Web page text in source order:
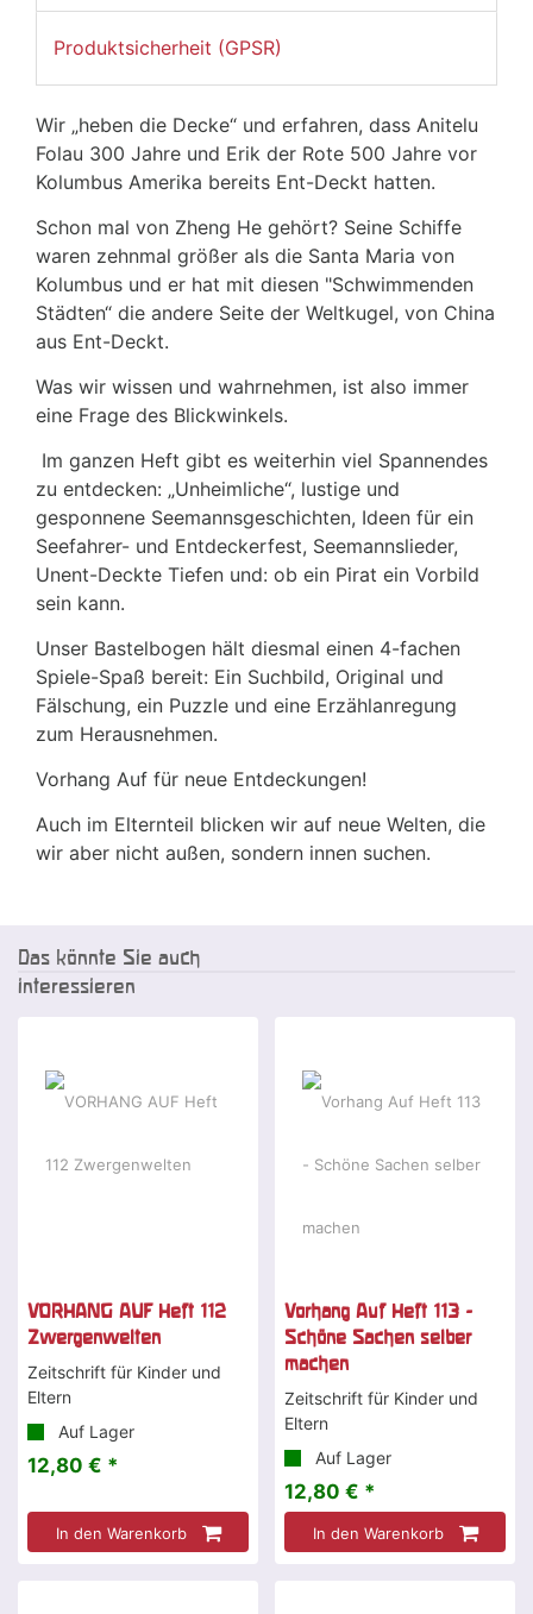
Produktsicherheit (GPSR)
Wir „heben die Decke“ und erfahren, dass Anitelu
Folau 300 Jahre und Erik der Rote 500 Jahre vor
Kolumbus Amerika bereits Ent-Deckt hatten.
Schon mal von Zheng He gehört? Seine Schiffe
waren zehnmal größer als die Santa Maria von
Kolumbus und er hat mit diesen "Schwimmenden
Städten“ die andere Seite der Weltkugel, von China
aus Ent-Deckt.
Was wir wissen und wahrnehmen, ist also immer
eine Frage des Blickwinkels.
Im ganzen Heft gibt es weiterhin viel Spannendes
zu entdecken: „Unheimliche“, lustige und
gesponnene Seemannsgeschichten, Ideen für ein
Seefahrer- und Entdeckerfest, Seemannslieder,
Unent-Deckte Tiefen und: ob ein Pirat ein Vorbild
sein kann.
Unser Bastelbogen hält diesmal einen 4-fachen
Spiele-Spaß bereit: Ein Suchbild, Original und
Fälschung, ein Puzzle und eine Erzählanregung
zum Herausnehmen.
Vorhang Auf für neue Entdeckungen!
Auch im Elternteil blicken wir auf neue Welten, die
wir aber nicht außen, sondern innen suchen.
Das könnte Sie auch
interessieren
VORHANG AUF Heft 112
Zwergenwelten
Zeitschrift für Kinder und
Eltern
Auf Lager
12,80 € *
In den Warenkorb
Vorhang Auf Heft 113 -
Schöne Sachen selber
machen
Zeitschrift für Kinder und
Eltern
Auf Lager
12,80 € *
In den Warenkorb